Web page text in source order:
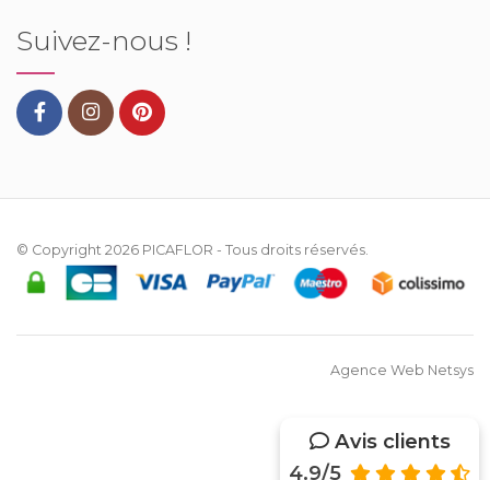
Avis clients
4.9/5
Suivez-nous !
© Copyright 2026 PICAFLOR - Tous droits réservés.
Agence Web Netsys